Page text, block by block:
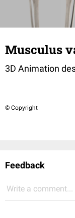
Musculus
3D Animation
© Copyright
Feedback
Write a comment...